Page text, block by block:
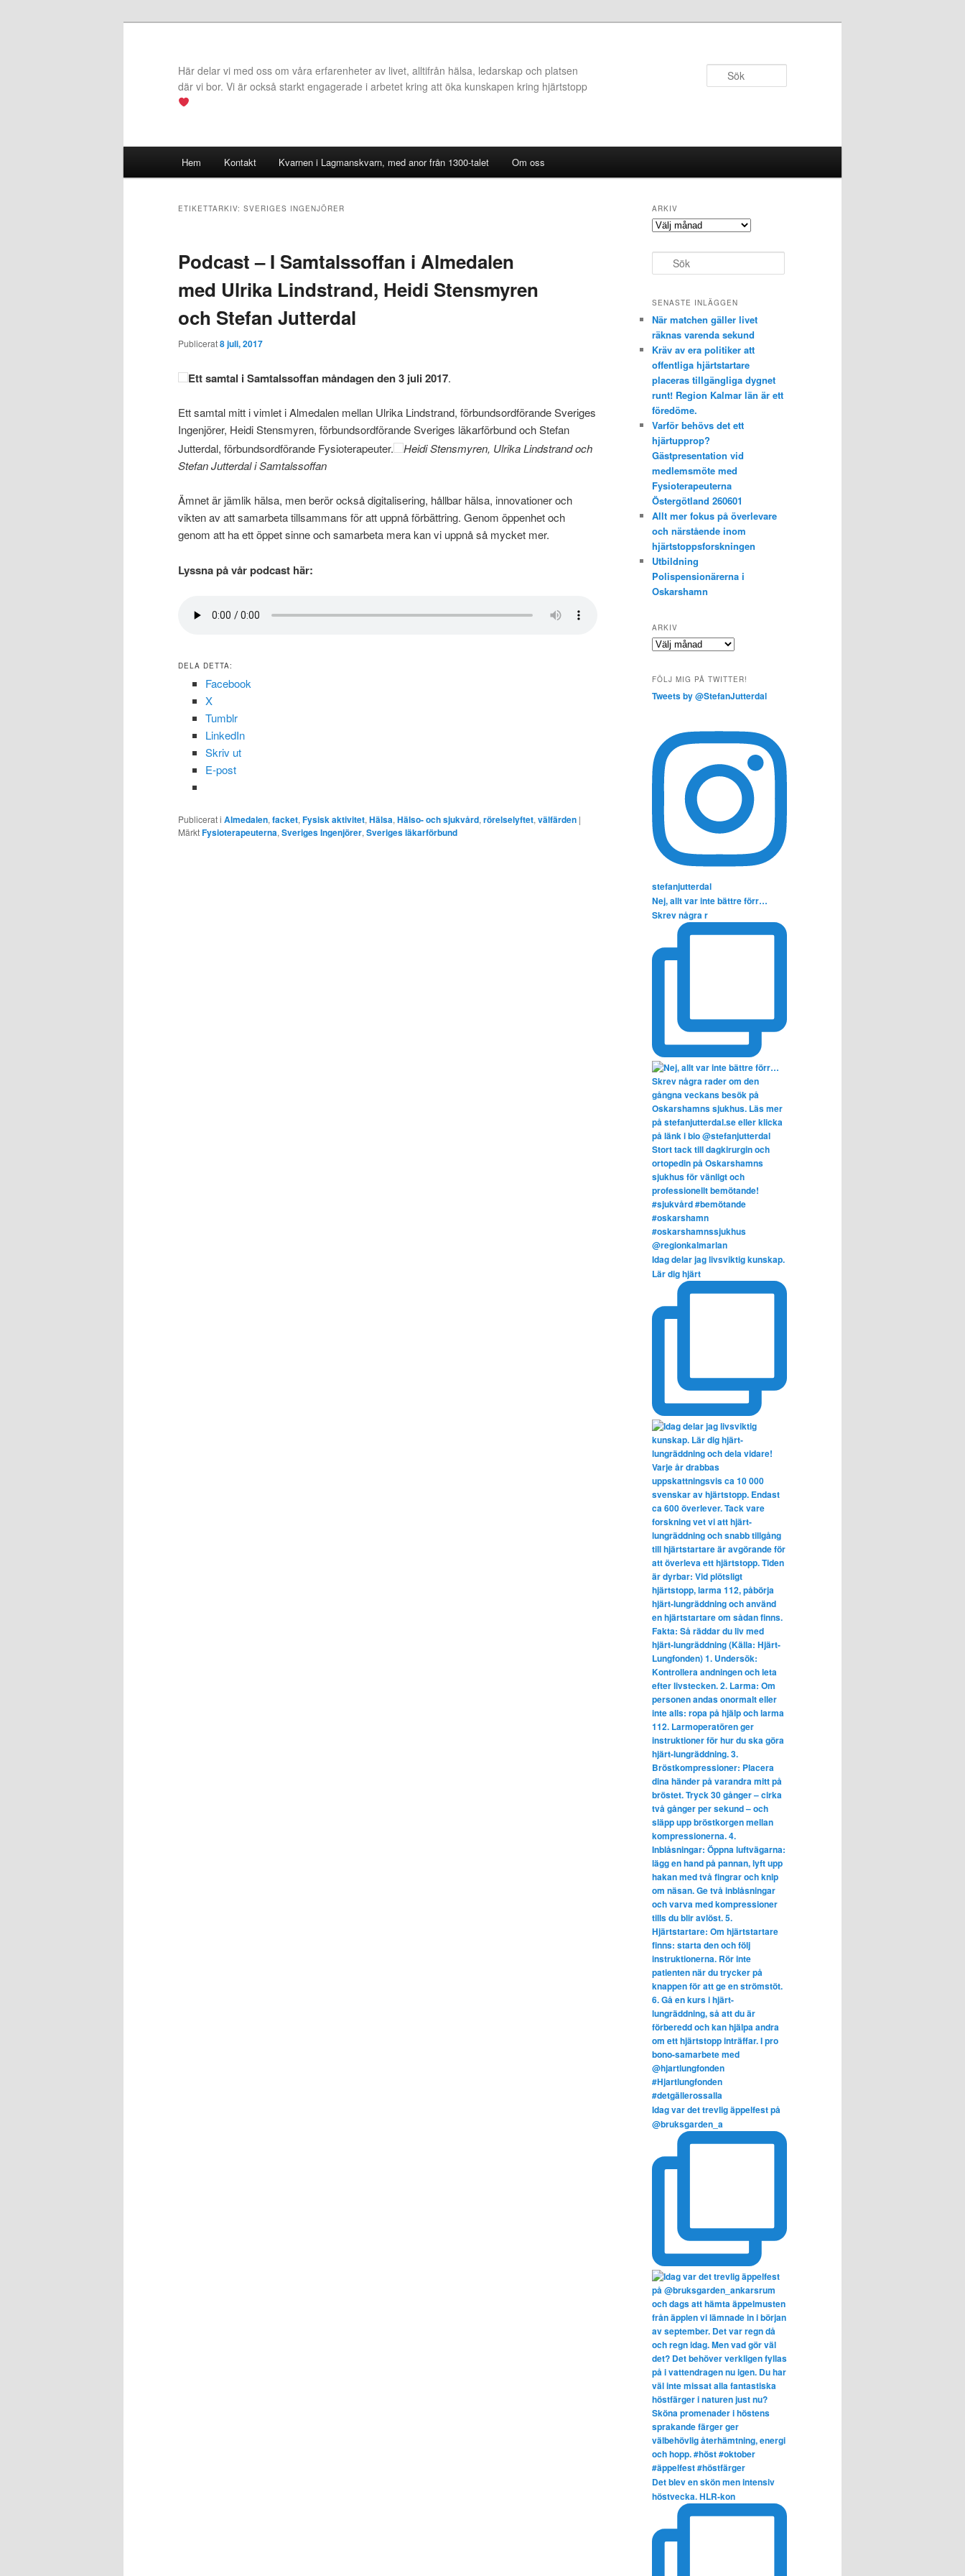
Här delar vi med oss om våra erfarenheter av livet, alltifrån hälsa, ledarskap och platsen
där vi bor. Vi är också starkt engagerade i arbetet kring att öka kunskapen kring hjärtstopp
Hem Kontakt Kvarnen i Lagmanskvarn, med anor från 1300-talet Om oss
ETIKETTARKIV: SVERIGES INGENJÖRER
Podcast – I Samtalssoffan i Almedalen
med Ulrika Lindstrand, Heidi Stensmyren
och Stefan Jutterdal
Publicerat8 juli, 2017
Ett samtal i Samtalssoffan måndagen den 3 juli 2017.
Ett samtal mitt i vimlet i Almedalen mellan Ulrika Lindstrand, förbundsordförande Sveriges
Ingenjörer, Heidi Stensmyren, förbundsordförande Sveriges läkarförbund och Stefan
Jutterdal, förbundsordförande Fysioterapeuter.
Heidi Stensmyren, Ulrika Lindstrand och
Stefan Jutterdal i Samtalssoffan
Ämnet är jämlik hälsa, men berör också digitalisering, hållbar hälsa, innovationer och
vikten av att samarbeta tillsammans för att uppnå förbättring. Genom öppenhet och
genom att ha ett öppet sinne och samarbeta mera kan vi uppnå så mycket mer.
Lyssna på vår podcast här:
DELA DETTA:
Facebook
X
Tumblr
LinkedIn
Skriv ut
E-post
Publicerat i Almedalen,facket,Fysisk aktivitet,Hälsa,Hälso- och sjukvård,rörelselyftet,välfärden |
MärktFysioterapeuterna,Sveriges Ingenjörer,Sveriges läkarförbund
ARKIV
Arkiv
ö
SENASTE INLÄGGEN
När matchen gäller livet
räknas varenda sekund
Kräv av era politiker att
offentliga hjärtstartare
placeras tillgängliga dygnet
runt! Region Kalmar län är ett
föredöme.
Varför behövs det ett
hjärtupprop?
Gästpresentation vid
medlemsmöte med
Fysioterapeuterna
Östergötland 260601
Allt mer fokus på överlevare
och närstående inom
hjärtstoppsforskningen
Utbildning
Polispensionärerna i
Oskarshamn
ARKIV
Arkiv
FÖLJ MIG PÅ TWITTER!
Tweets by @StefanJutterdal
stefanjutterdal
Nej, allt var inte bättre förr…
Skrev några r
Idag delar jag livsviktig kunskap.
Lär dig hjärt
Idag var det trevlig äppelfest på
@bruksgarden_a
Det blev en skön men intensiv
höstvecka. HLR-kon